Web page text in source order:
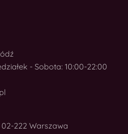
- Sobota: 10:00-22:00
222 Warszawa